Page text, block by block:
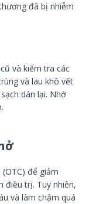
đã bị nhiễm
và kiểm tra các
và lau khô vết
dán lại. Nhớ
để giảm
điều trị. Tuy nhiên,
và làm chậm quá